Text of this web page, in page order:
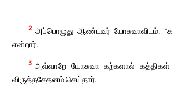
2 அப்பொழுது ஆண்டவர் யோசுவாவிடம்,
என்றார்.
3 அவ்வாறே யோசுவா கற்களால் கத்திகள்
விருத்தசேதனம் செய்தார்.